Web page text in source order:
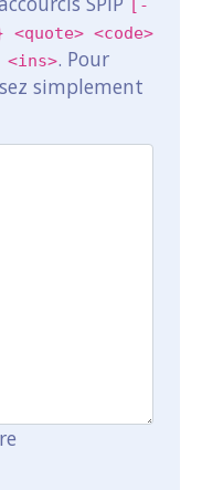
[-
<code>
<ins>. Pour
simplement